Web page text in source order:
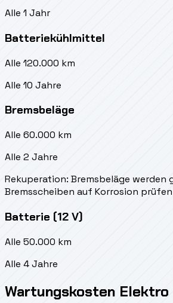
Alle 1 Jahr
Batteriekühlmittel
Alle 120.000 km
Alle 10 Jahre
Bremsbeläge
Alle 60.000 km
Alle 2 Jahre
Rekuperation: Bremsbeläge werden
Bremsscheiben auf Korrosion
Batterie (12 V)
Alle 50.000 km
Alle 4 Jahre
Wartungskosten Elektro